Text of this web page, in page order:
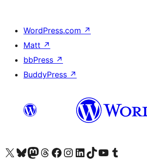
WordPress.com ↗
Matt ↗
bbPress ↗
BuddyPress ↗
Besøk vår konto på X Visit our Bluesky account
Besøk vår Mastodon-konto
Visit our Threads account
Besøk vår Facebook-sideBesøk vår Instagram-konto
Besøk vår LinkedIn-konto
Visit our TikTok account
Visit our YouTube channel
Visit our Tumblr account